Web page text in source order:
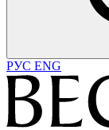
РУС ENG